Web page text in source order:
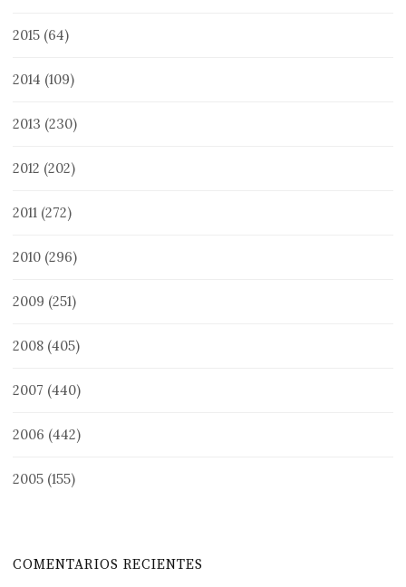
2015 (64)
2014 (109)
2013 (230)
2012 (202)
2011 (272)
2010 (296)
2009 (251)
2008 (405)
2007 (440)
2006 (442)
2005 (155)
COMENTARIOS RECIENTES